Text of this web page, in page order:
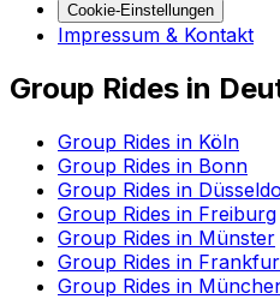
Cookie-Einstellungen
Impressum & Kontakt
Group Rides in
Group Rides in Köln
Group Rides in Bonn
Group Rides in
Group Rides in Freiburg
Group Rides in Münster
Group Rides in
Group Rides in